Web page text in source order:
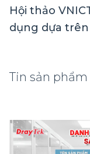
Hội thảo
dụng dựa trên
Tin sản phẩm